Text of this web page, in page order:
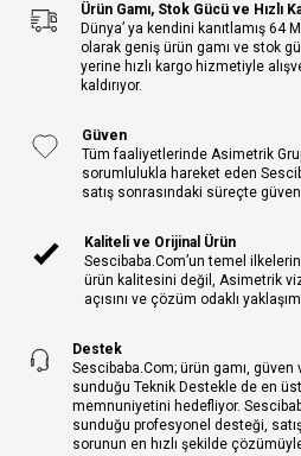
Ürün Gamı, Stok Gücü ve Hızlı
Dünya’ ya kendini kanıtlamış 64
olarak geniş ürün gamı ve stok
yerine hızlı kargo hizmetiyle
kaldırıyor.
Güven
Tüm faaliyetlerinde Asimetrik
sorumlulukla hareket eden
satış sonrasındaki süreçte
Kaliteli ve Orijinal Ürün
Sescibaba.Com’un temel
ürün kalitesini değil, Asimetrik
açısını ve çözüm odaklı
Destek
Sescibaba.Com; ürün gamı, güven
sunduğu Teknik Destekle de en
memnuniyetini hedefliyor.
sunduğu profesyonel desteği,
sorunun en hızlı şekilde